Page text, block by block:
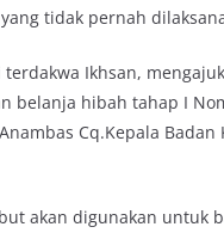
tidak pernah
Ikhsan,
hibah tahap I
Cq.Kepala
akan digunakan untuk